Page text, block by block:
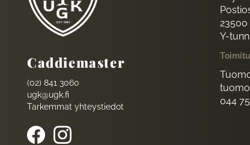
Caddiemaster
(02) 841 3060
ugk@ugk.fi
Tarkemmat yhteystiedot
23500
Y-
044